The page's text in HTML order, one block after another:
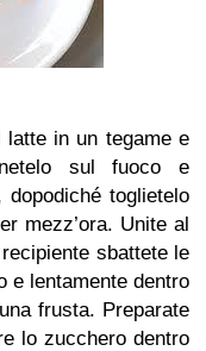
latte in un tegame e
sul fuoco e
dopodiché toglietelo
mezz’ora. Unite al
sbattete le
e lentamente dentro
frusta. Preparate
lo zucchero dentro